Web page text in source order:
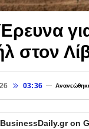
στον
03:36
on